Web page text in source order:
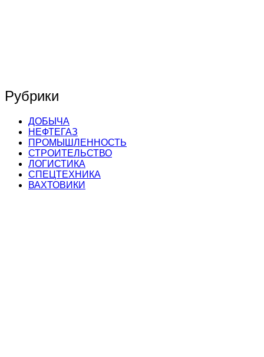
Рубрики
ДОБЫЧА
НЕФТЕГАЗ
ПРОМЫШЛЕННОСТЬ
СТРОИТЕЛЬСТВО
ЛОГИСТИКА
СПЕЦТЕХНИКА
ВАХТОВИКИ